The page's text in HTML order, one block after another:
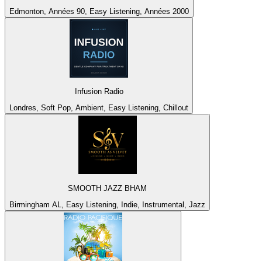
Edmonton, Années 90, Easy Listening, Années 2000
Infusion Radio
Londres, Soft Pop, Ambient, Easy Listening, Chillout
SMOOTH JAZZ BHAM
Birmingham AL, Easy Listening, Indie, Instrumental, Jazz